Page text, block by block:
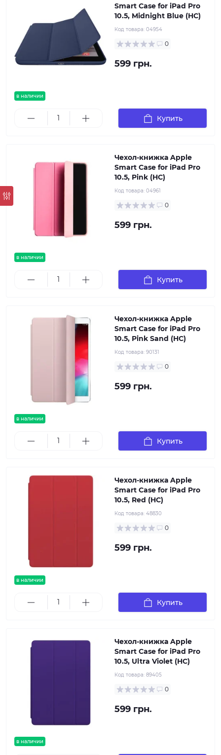
в наличии
Smart Case for iPad Pro
10.5, Midnight Blue (HC)
Код товара: 04954
0
599 грн.
Купить
в наличии
Чехол-книжка Apple
Smart Case for iPad Pro
10.5, Pink (HC)
Код товара: 04961
0
599 грн.
Купить
в наличии
Чехол-книжка Apple
Smart Case for iPad Pro
10.5, Pink Sand (HC)
Код товара: 90131
0
599 грн.
Купить
в наличии
Чехол-книжка Apple
Smart Case for iPad Pro
10.5, Red (HC)
Код товара: 48830
0
599 грн.
Купить
в наличии
Чехол-книжка Apple
Smart Case for iPad Pro
10.5, Ultra Violet (HC)
Код товара: 89405
0
599 грн.